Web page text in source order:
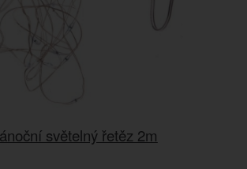
světelný řetěz 2m